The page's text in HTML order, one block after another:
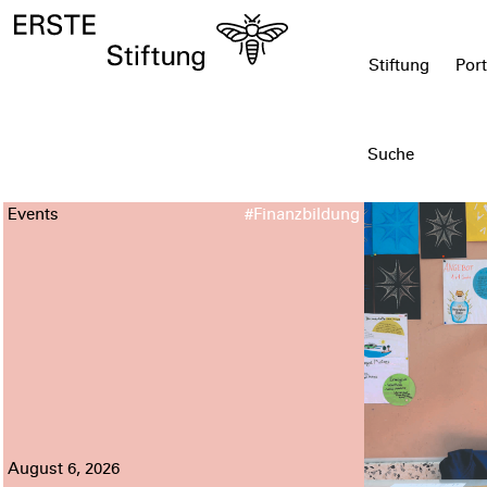
Stiftung
Events #Finanzbildung
August 6, 2026